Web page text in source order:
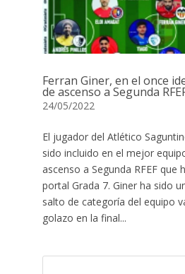
Ferran Giner, en el once
de ascenso a Segunda
24/05/2022
El jugador del Atlético
sido incluido en el mejor
ascenso a Segunda RFEF que
portal Grada 7. Giner ha sido
salto de categoría del equipo
golazo en la final...